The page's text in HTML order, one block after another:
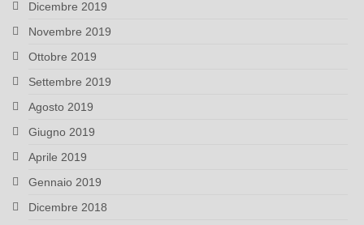
Dicembre 2019
Novembre 2019
Ottobre 2019
Settembre 2019
Agosto 2019
Giugno 2019
Aprile 2019
Gennaio 2019
Dicembre 2018